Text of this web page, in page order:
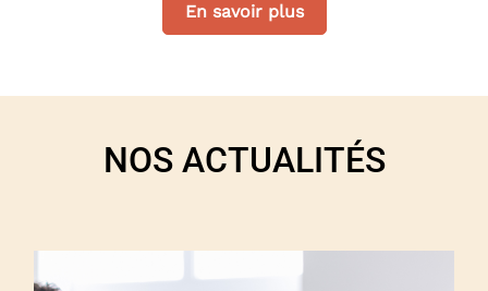
En savoir plus
NOS ACTUALITÉS